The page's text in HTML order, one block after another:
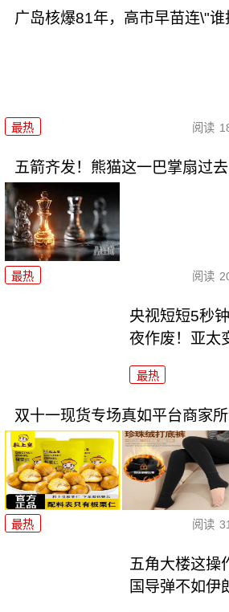
广岛核爆81年，高市早苗连\"谁
最热 阅读
五箭齐发！熊猫这一巴掌扇过
最热 阅读
央视短短5秒
夜作废！亚太
最热
双十一现货专场真如平台商家所
最热 阅读
五角大楼这操
国导弹不如伊